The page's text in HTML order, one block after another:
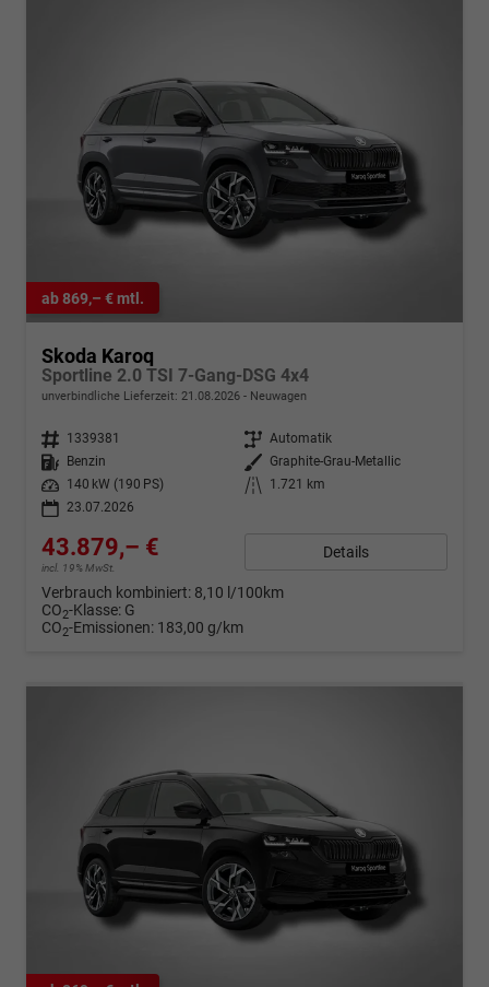
ab 869,– € mtl.
Skoda Karoq
Sportline 2.0 TSI 7-Gang-DSG 4x4
unverbindliche Lieferzeit: 21.08.2026 Neuwagen
Fahrzeugnr. 1339381 Getriebe Automatik
Kraftstoff
Benzin Außenfarbe
Graphite-Grau-Metallic
Leistung
140 kW (190 PS) Kilometerstand
1.721 km
23.07.2026
43.879,– €
incl. 19% MwSt.
Details
Verbrauch kombiniert: 8,10 l/100km
CO2-Klasse: G
CO2-Emissionen: 183,00 g/km